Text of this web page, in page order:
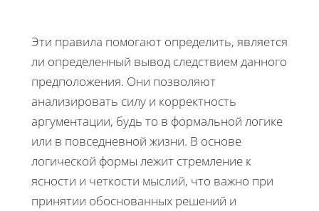
Эти правила помогают определить, является
ли определенный вывод следствием данного
предположения. Они позволяют
анализировать силу и корректность
аргументации, будь то в формальной логике
или в повседневной жизни. В основе
логической формы лежит стремление к
ясности и четкости мыслий, что важно при
принятии обоснованных решений и